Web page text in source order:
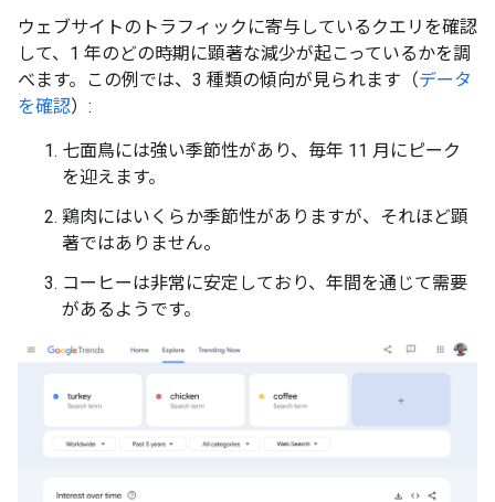
ウェブサイトのトラフィックに寄与しているクエリを確認
して、1 年のどの時期に顕著な減少が起こっているかを調
べます。この例では、3 種類の傾向が見られます（データ
を確認）:
七面鳥には強い季節性があり、毎年 11 月にピーク
を迎えます。
鶏肉にはいくらか季節性がありますが、それほど顕
著ではありません。
コーヒーは非常に安定しており、年間を通じて需要
があるようです。